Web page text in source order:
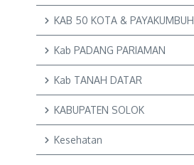
KAB 50 KOTA & PAYAKUMBUH
Kab PADANG PARIAMAN
Kab TANAH DATAR
KABUPATEN SOLOK
Kesehatan